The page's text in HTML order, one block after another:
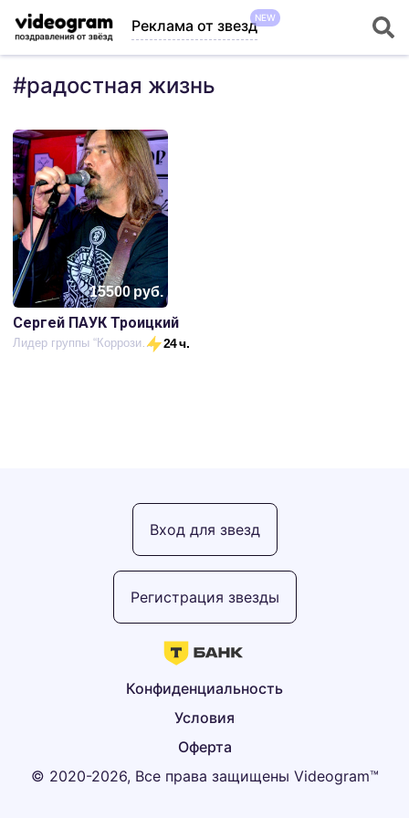
Реклама от звездNEW
#радостная жизнь
15500руб.
Сергей ПАУК Троицкий
Лидер группы “Коррозия металла” 24 ч.
© 2020-2026, Все права защищены Videogram™
Оферта
Условия
Конфиденциальность
Регистрация звезды
Вход для звезд